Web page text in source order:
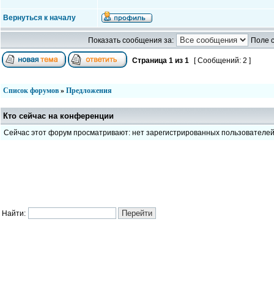
Вернуться к началу
Показать сообщения за: Поле
Страница 1 из 1 [ Сообщений: 2 ]
Список форумов » Предложения
Кто сейчас на конференции
Сейчас этот форум просматривают: нет зарегистрированных пользователей
Найти: